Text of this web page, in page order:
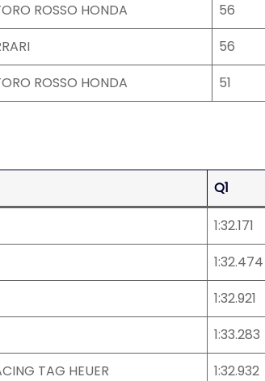
ROSSO HONDA 56
56
ROSSO HONDA 51
Q1
1:32.171
1:32.474
1:32.921
1:33.283
TAG HEUER 1:32.932